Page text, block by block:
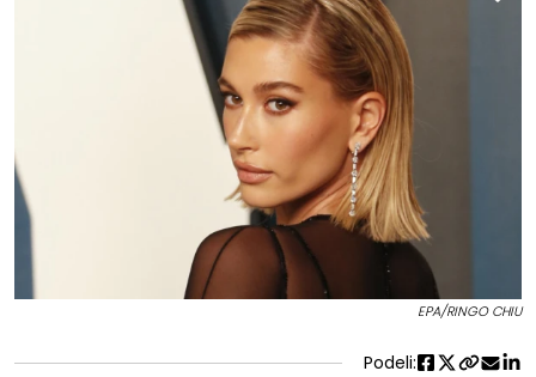
EPA/RINGO CHIU
Podeli: